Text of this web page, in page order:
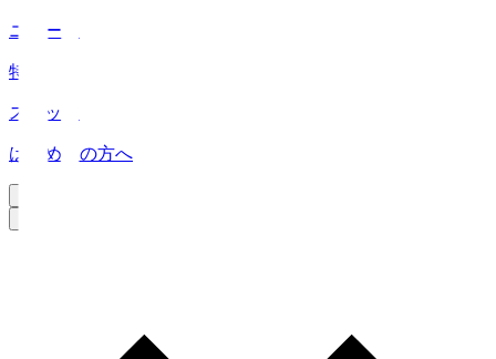
ニュース
特集
スタッツ
はじめての方へ